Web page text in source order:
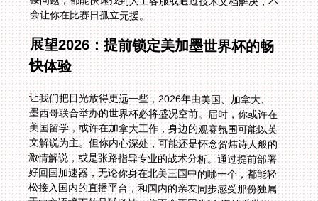
会让你在比赛日孤立无援。
展望2026：提前锁定美加墨世界杯的畅
快体验
让我们把目光放得更远一些，2026年由美国、加拿大、
墨西哥联合举办的世界杯必将盛况空前。届时，你或许在
美国留学，或许在加拿大工作，身边的观赛氛围可能以英
文解说为主。但你内心深处，可能还是怀念贺炜诗人般的
激情解说，或是张路指导专业的战术分析。通过提前部署
好回国加速器，无论你身在北美三国中的哪一个，都能轻
松接入国内的直播平台，和国内的亲友同步感受那份独属
于中文语境下的足球激情。你不会再因为“在海外看世界
杯直播墨西哥 vs 厄瓜多尔无法播放”而错过任何精彩瞬